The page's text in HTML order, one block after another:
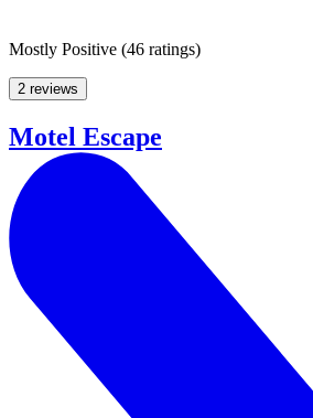
Mostly Positive (46 ratings)
2 reviews
Motel Escape